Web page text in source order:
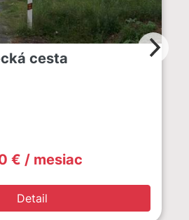
cesta
€ / mesiac
Detail